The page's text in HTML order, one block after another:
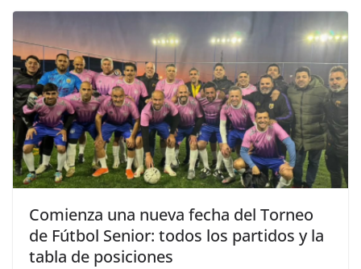
Comienza una nueva fecha del Torneo
de Fútbol Senior: todos los partidos y la
tabla de posiciones